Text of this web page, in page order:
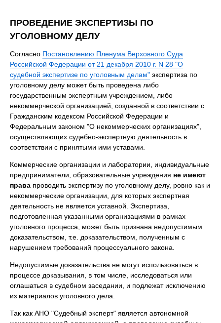
ПРОВЕДЕНИЕ ЭКСПЕРТИЗЫ ПО
УГОЛОВНОМУ ДЕЛУ
Согласно Постановлению Пленума Верховного Суда
Российской Федерации от 21 декабря 2010 г. N 28 "О
судебной экспертизе по уголовным делам" экспертиза по
уголовному делу может быть проведена либо
государственным экспертным учреждением, либо
некоммерческой организацией, созданной в соответствии с
Гражданским кодексом Российской Федерации и
Федеральным законом "О некоммерческих организациях",
осуществляющих судебно-экспертную деятельность в
соответствии с принятыми ими уставами.
Коммерческие организации и лаборатории, индивидуальные
предприниматели, образовательные учреждения не имеют
права проводить экспертизу по уголовному делу, ровно как и
некоммерческие организации, для которых экспертная
деятельность не является уставной. Экспертиза,
подготовленная указанными организациями в рамках
уголовного процесса, может быть признана недопустимым
доказательством, т.е. доказательством, полученным с
нарушением требований процессуального закона.
Недопустимые доказательства не могут использоваться в
процессе доказывания, в том числе, исследоваться или
оглашаться в судебном заседании, и подлежат исключению
из материалов уголовного дела.
Так как АНО "Судебный эксперт" является автономной